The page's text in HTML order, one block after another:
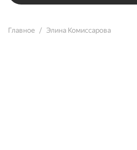
Главное Элина Комиссарова